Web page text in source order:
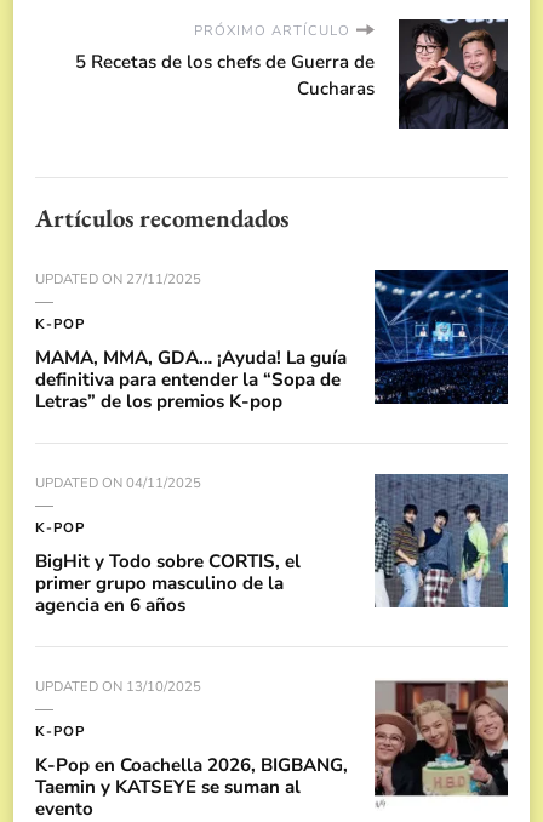
PRÓXIMO ARTÍCULO
5 Recetas de los chefs de Guerra de
Cucharas
Artículos recomendados
UPDATED ON 27/11/2025
K-POP
MAMA, MMA, GDA… ¡Ayuda! La guía
definitiva para entender la “Sopa de
Letras” de los premios K-pop
UPDATED ON 04/11/2025
K-POP
BigHit y Todo sobre CORTIS, el
primer grupo masculino de la
agencia en 6 años
UPDATED ON 13/10/2025
K-POP
K-Pop en Coachella 2026, BIGBANG,
Taemin y KATSEYE se suman al
evento